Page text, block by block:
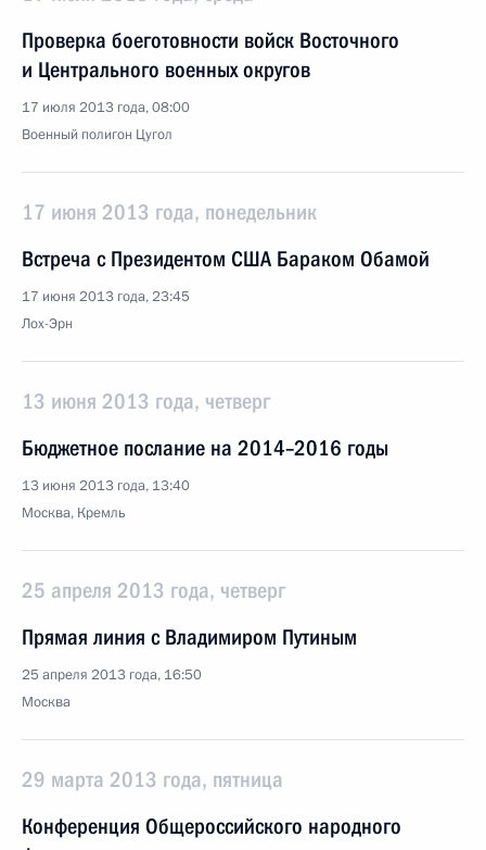
Проверка боеготовности войск Восточного
и Центрального военных округов
17 июля 2013 года, 08:00
Военный полигон Цугол
17 июня 2013 года, понедельник
Встреча с Президентом США Бараком Обамой
17 июня 2013 года, 23:45
Лох-Эрн
13 июня 2013 года, четверг
Бюджетное послание на 2014–2016 годы
13 июня 2013 года, 13:40
Москва, Кремль
25 апреля 2013 года, четверг
Прямая линия с Владимиром Путиным
25 апреля 2013 года, 16:50
Москва
29 марта 2013 года, пятница
Конференция Общероссийского народного